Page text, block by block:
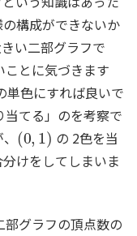
の構成ができないか
い二部グラフで
ことに気づきます
単色にすれば良いで
当てる」のを考察で
(0,1)
の 2色を当
けをしてしまいま
部グラフの頂点数の